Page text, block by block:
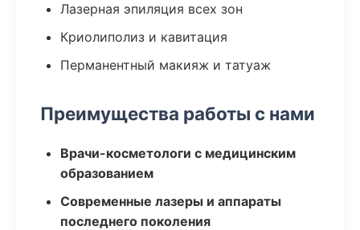
Лазерная эпиляция всех зон
Криолиполиз и кавитация
Перманентный макияж и татуаж
Преимущества работы с нами
Врачи-косметологи с медицинским
образованием
Современные лазеры и аппараты
последнего поколения